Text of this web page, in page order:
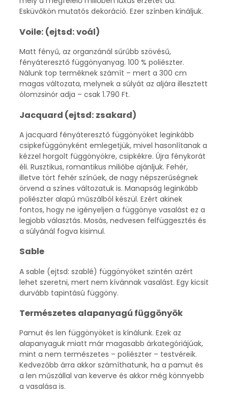
Esküvőkön mutatós dekoráció. Ezer színben kínáljuk.
Voile: (ejtsd: voál)
Matt fényű, az organzánál sűrűbb szövésű,
fényáteresztő függönyanyag. 100 % poliészter.
Nálunk top terméknek számít – mert a 300 cm
magas változata, melynek a súlyát az aljára illesztett
ólomzsinór adja – csak 1.790 Ft.
Jacquard (ejtsd: zsakard)
A jacquard fényáteresztő függönyöket leginkább
csipkefüggönyként emlegetjük, mivel hasonlítanak a
kézzel horgolt függönyökre, csipkékre. Újra fénykorát
éli. Rusztikus, romantikus miliőbe ajánljuk. Fehér,
illetve tört fehér színűek, de nagy népszerűségnek
örvend a színes változatuk is. Manapság leginkább
poliészter alapú műszálból készül. Ezért akinek
fontos, hogy ne igényeljen a függönye vasalást ez a
legjobb választás. Mosás, nedvesen felfüggesztés és
a súlyánál fogva kisimul.
Sable
A sable (ejtsd: szablé) függönyöket szintén azért
lehet szeretni, mert nem kívánnak vasalást. Egy kicsit
durvább tapintású függöny.
Természetes alapanyagú függönyök
Pamut és len függönyöket is kínálunk. Ezek az
alapanyaguk miatt már magasabb árkategóriájúak,
mint a nem természetes – poliészter – testvéreik.
Kedvezőbb árra akkor számíthatunk, ha a pamut és
a len műszállal van keverve és akkor még könnyebb
a vasalása is.